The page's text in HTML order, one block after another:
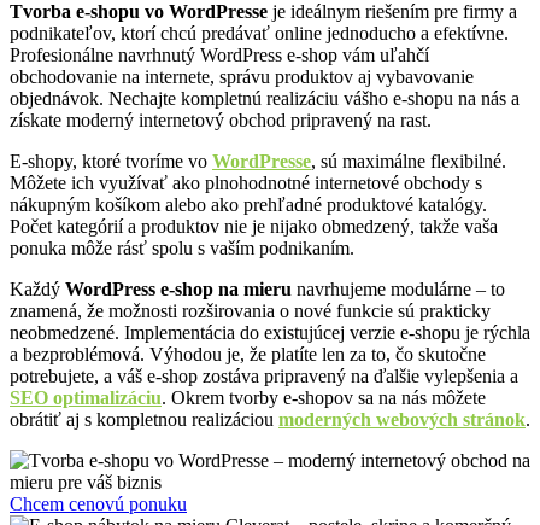
Tvorba e-shopu vo WordPresse je ideálnym riešením pre firmy a
podnikateľov, ktorí chcú predávať online jednoducho a efektívne.
Profesionálne navrhnutý WordPress e-shop vám uľahčí
obchodovanie na internete, správu produktov aj vybavovanie
objednávok. Nechajte kompletnú realizáciu vášho e-shopu na nás a
získate moderný internetový obchod pripravený na rast.
E-shopy, ktoré tvoríme vo WordPresse, sú maximálne flexibilné.
Môžete ich využívať ako plnohodnotné internetové obchody s
nákupným košíkom alebo ako prehľadné produktové katalógy.
Počet kategórií a produktov nie je nijako obmedzený, takže vaša
ponuka môže rásť spolu s vaším podnikaním.
Každý WordPress e-shop na mieru navrhujeme modulárne – to
znamená, že možnosti rozširovania o nové funkcie sú prakticky
neobmedzené. Implementácia do existujúcej verzie e-shopu je rýchla
a bezproblémová. Výhodou je, že platíte len za to, čo skutočne
potrebujete, a váš e-shop zostáva pripravený na ďalšie vylepšenia a
SEO optimalizáciu. Okrem tvorby e-shopov sa na nás môžete
obrátiť aj s kompletnou realizáciou moderných webových stránok.
Chcem cenovú ponuku